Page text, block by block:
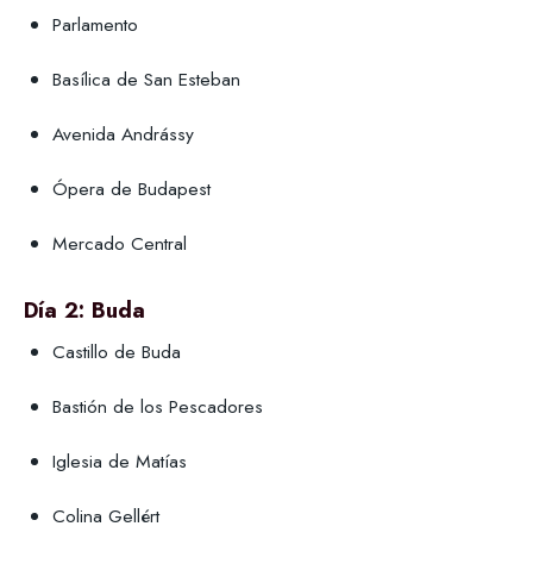
Parlamento
Basílica de San Esteban
Avenida Andrássy
Ópera de Budapest
Mercado Central
Día 2: Buda
Castillo de Buda
Bastión de los Pescadores
Iglesia de Matías
Colina Gellért